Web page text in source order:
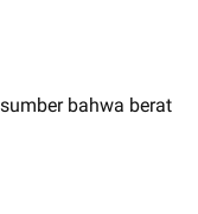
bahwa berat